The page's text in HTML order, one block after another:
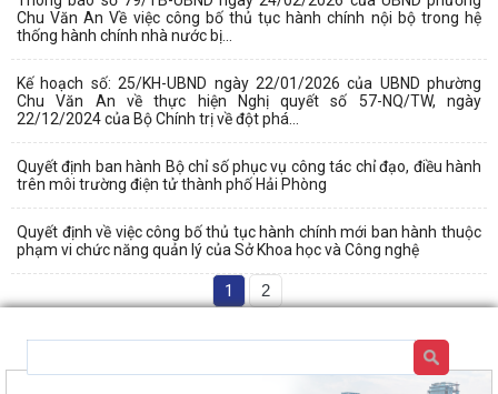
Chu Văn An Về việc công bố thủ tục hành chính nội bộ trong hệ
thống hành chính nhà nước bị...
Kế hoạch số: 25/KH-UBND ngày 22/01/2026 của UBND phường
Chu Văn An về thực hiện Nghị quyết số 57-NQ/TW, ngày
22/12/2024 của Bộ Chính trị về đột phá...
Quyết định ban hành Bộ chỉ số phục vụ công tác chỉ đạo, điều hành
trên môi trường điện tử thành phố Hải Phòng
Quyết định về việc công bố thủ tục hành chính mới ban hành thuộc
phạm vi chức năng quản lý của Sở Khoa học và Công nghệ
1 2